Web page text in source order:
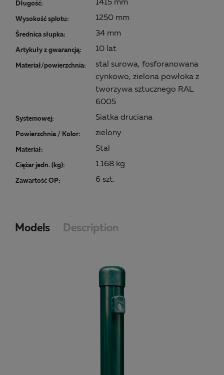
Długość: 1415 mm
Wysokość splotu: 1250 mm
Średnica słupka: 34 mm
Artykuły z gwarancją: 10 lat
Materiał/powierzchnia:
stal surowa, fosforanowana
cynkowo, zielona powłoka z
tworzywa sztucznego RAL
6005
Systemowej: Siatka druciana
Powierzchnia / Kolor: zielony
Materiał: Stal
Ciężar jedn. (kg): 1.168 kg
Zawartość OP: 6 szt.
Models Description